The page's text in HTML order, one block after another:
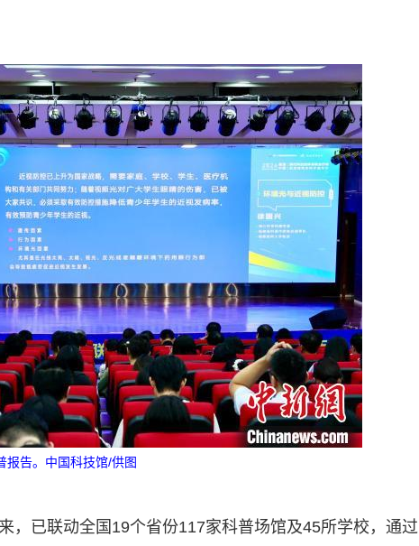
报告。中国科技馆/供图
，已联动全国19个省份117家科普场馆及45所学校，通过